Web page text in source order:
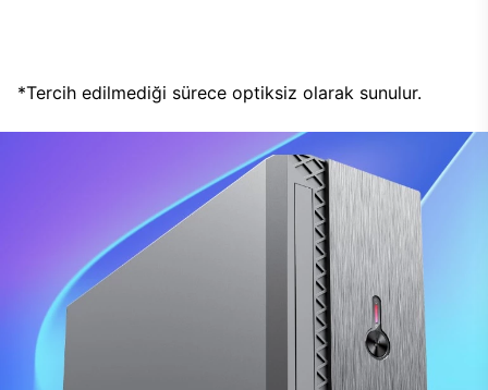
*Tercih edilmediği sürece optiksiz olarak sunulur.